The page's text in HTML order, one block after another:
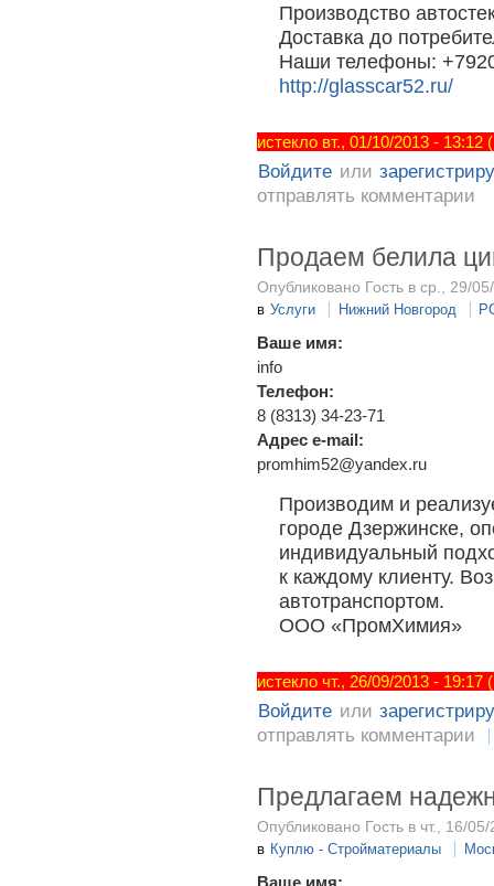
Производство
Доставка до
Наши телефоны:
http://glasscar52.ru/
истекло вт., 01/10/2013 -
Войдите или
отправлять комментарии
Продаем белила
Опубликовано Гость в ср., 29/
в Услуги Нижний Новгород
Ваше имя:
info
Телефон:
8 (8313) 34-23-71
Адрес e-mail:
promhim52@yandex.ru
Производим и
городе Дзержинске,
индивидуальный
к каждому клиенту.
автотранспортом.
ООО «ПромХимия»
истекло чт., 26/09/2013 -
Войдите или
отправлять комментарии
Предлагаем
Опубликовано Гость в чт., 16/
в Куплю - Стройматериалы
Ваше имя: